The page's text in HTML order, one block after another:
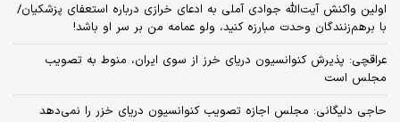
اولین واکنش آیت‌الله جوادی آملی به ادعای خرازی درباره استعفای پزشکیان/
با برهم‌زنندگان وحدت مبارزه کنید، ولو عمامه من بر سر او باشد!
عراقچی: پذیرش کنوانسیون دریای خرز از سوی ایران، منوط به تصویب
مجلس است
حاجی دلیگانی: مجلس اجازه تصویب کنوانسیون دریای خزر را نمی‌دهد